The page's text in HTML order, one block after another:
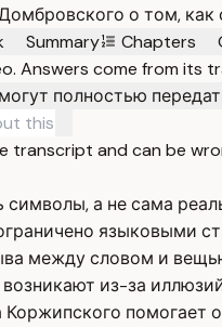
о том,
Summary Chapters
Answers come from its
полностью
transcript and can be
а не сама
языковыми
между словом и
из-за
помогает